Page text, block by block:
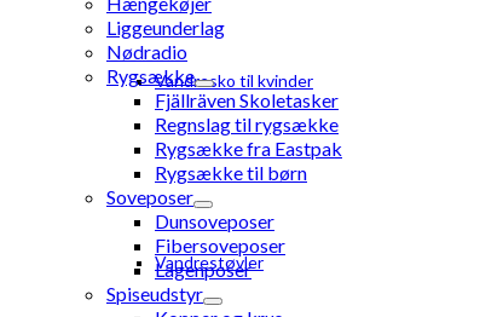
Vandresko til kvinder
Vandrestøvler
Liggeunderlag
Nødradio
Rygsække
Fjällräven Skoletasker
Regnslag til rygsække
Rygsække fra Eastpak
Rygsække til børn
Soveposer
Dunsoveposer
Fibersoveposer
Lagenposer
Spiseudstyr